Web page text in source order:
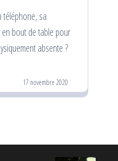
téléphone, sa
bout de table pour
absente ?
17 novembre 2020